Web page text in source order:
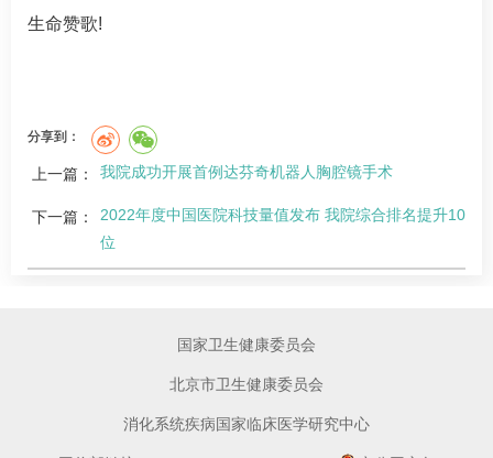
生命赞歌!
分享到：
上一篇： 我院成功开展首例达芬奇机器人胸腔镜手术
下一篇：
2022年度中国医院科技量值发布 我院综合排名提升10
位
国家卫生健康委员会
北京市卫生健康委员会
消化系统疾病国家临床医学研究中心